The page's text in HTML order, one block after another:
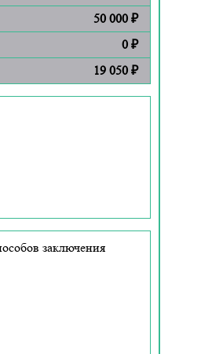
50 000 ₽
0 ₽
19 050 ₽
заключения